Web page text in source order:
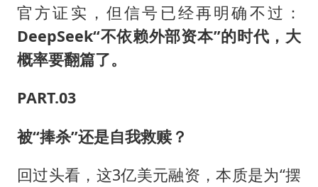
官方证实，但信号已经再明确不过：
DeepSeek“不依赖外部资本”的时代，大
概率要翻篇了。
PART.03
被“捧杀”还是自我救赎？
回过头看，这3亿美元融资，本质是为“摆